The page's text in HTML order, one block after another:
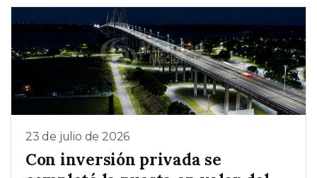
23 de julio de 2026
Con inversión privada se